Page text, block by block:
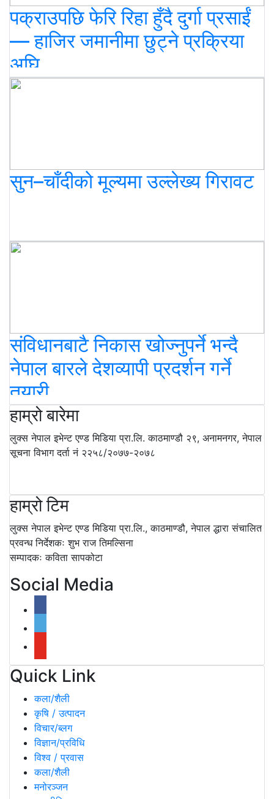
पक्राउपछि फेरि रिहा हुँदै दुर्गा प्रसाईं
— हाजिर जमानीमा छुट्ने प्रक्रिया
अघि
सुन–चाँदीको मूल्यमा उल्लेख्य गिरावट
संविधानबाटै निकास खोज्नुपर्ने भन्दै
नेपाल बारले देशव्यापी प्रदर्शन गर्ने
तयारी
हाम्रो बारेमा
लुक्स नेपाल इभेन्ट एण्ड मिडिया प्रा.लि. काठमाण्डौ २९, अनामनगर, नेपाल
सूचना विभाग दर्ता नं २२५८/२०७७-२०७८
हाम्रो टिम
लुक्स नेपाल इभेन्ट एण्ड मिडिया प्रा.लि., काठमाण्डौ, नेपाल द्धारा संचालित
प्रवन्ध निर्देशकः शुभ राज तिमल्सिना
सम्पादकः कविता सापकोटा
Social Media
Quick Link
कला/शैली
कृषि / उत्पादन
विचार/ब्लग
विज्ञान/प्रविधि
विश्व / प्रवास
कला/शैली
मनोरञ्जन